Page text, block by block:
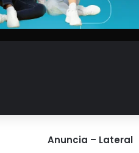
Anuncia – Lateral